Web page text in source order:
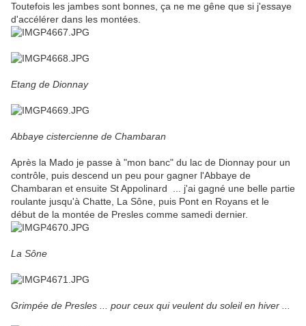
Toutefois les jambes sont bonnes, ça ne me gêne que si j'essaye
d'accélérer dans les montées.
Etang de Dionnay
Abbaye cistercienne de Chambaran
Après la Mado je passe à "mon banc" du lac de Dionnay pour un
contrôle, puis descend un peu pour gagner l'Abbaye de
Chambaran et ensuite St Appolinard ... j'ai gagné une belle partie
roulante jusqu'à Chatte, La Sône, puis Pont en Royans et le
début de la montée de Presles comme samedi dernier.
La Sône
Grimpée de Presles ... pour ceux qui veulent du soleil en hiver ...